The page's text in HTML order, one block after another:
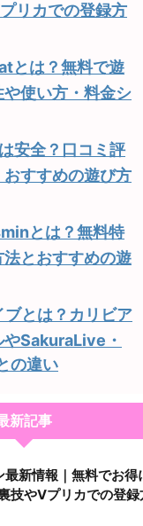
リカでの登録方
とは？無料で遊
使い方・料金シ
安全？口コミ評
すすめの遊び方
とは？無料特
とおすすめの遊
ブとは？カリビア
やSakuraLive・
の違い
新記事
最新情報｜無料でお得
技やVプリカでの登録